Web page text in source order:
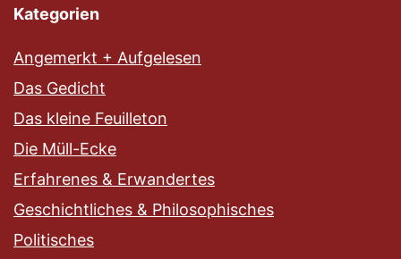
Kategorien
Angemerkt + Aufgelesen
Das Gedicht
Das kleine Feuilleton
Die Müll-Ecke
Erfahrenes & Erwandertes
Geschichtliches & Philosophisches
Politisches